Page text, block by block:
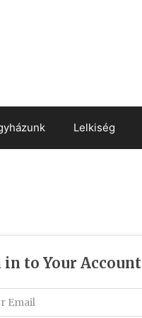
Lelkiség
in to Your Account